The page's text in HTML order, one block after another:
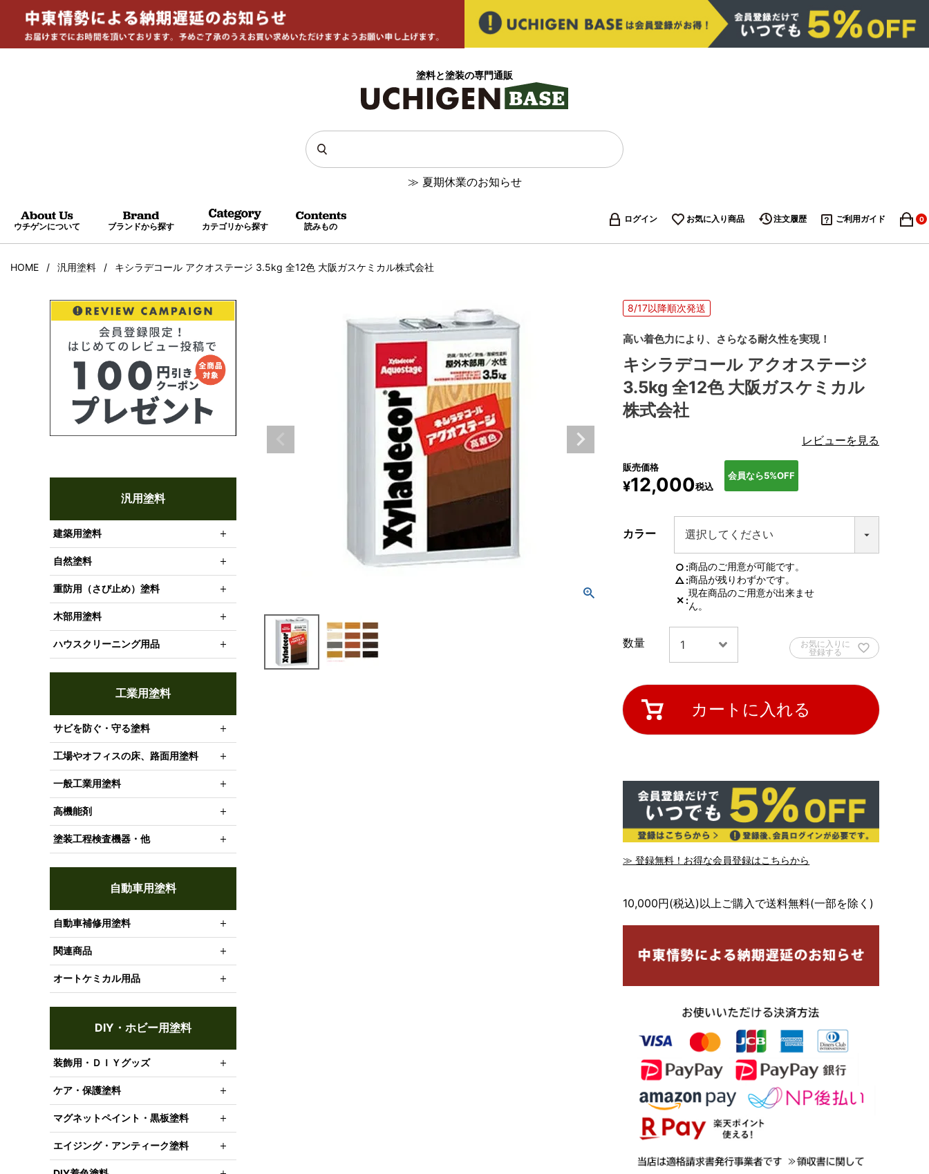
塗料と塗装の専門通販
≫ 夏期休業のお知らせ
ウチゲンについて ブランドから探す カテゴリから探す 読みもの
ログイン お気に入り商品 注文履歴 ご利用ガイド 0
HOME 汎用塗料 キシラデコール アクオステージ 3.5kg 全12色 大阪ガスケミカル株式会社
汎用塗料
建築用塗料
自然塗料
重防用（さび止め）塗料
木部用塗料
ハウスクリーニング用品
工業用塗料
サビを防ぐ・守る塗料
工場やオフィスの床、路面用塗料
一般工業用塗料
高機能剤
塗装工程検査機器・他
自動車用塗料
自動車補修用塗料
関連商品
オートケミカル用品
DIY・ホビー用塗料
装飾用・ＤＩＹグッズ
ケア・保護塗料
マグネットペイント・黒板塗料
エイジング・アンティーク塗料
8/17以降順次発送
高い着色力により、さらなる耐久性を実現！
キシラデコール アクオステージ
3.5kg 全12色 大阪ガスケミカル
株式会社
レビューを見る
販売価格
¥12,000税込
会員なら5%OFF
カラー
○ 商品のご用意が可能です。
△ 商品が残りわずかです。
✕
現在商品のご用意が出来ませ
ん。
お気に入りに
登録する
カートに入れる
≫ 登録無料！お得な会員登録はこちらから
10,000円(税込)以上ご購入で送料無料(一部を除く)